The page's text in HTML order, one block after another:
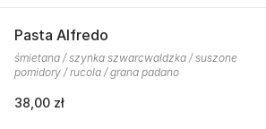
Pasta Alfredo
śmietana / szynka szwarcwaldzka / suszone
pomidory / rucola / grana padano
38,00 zł